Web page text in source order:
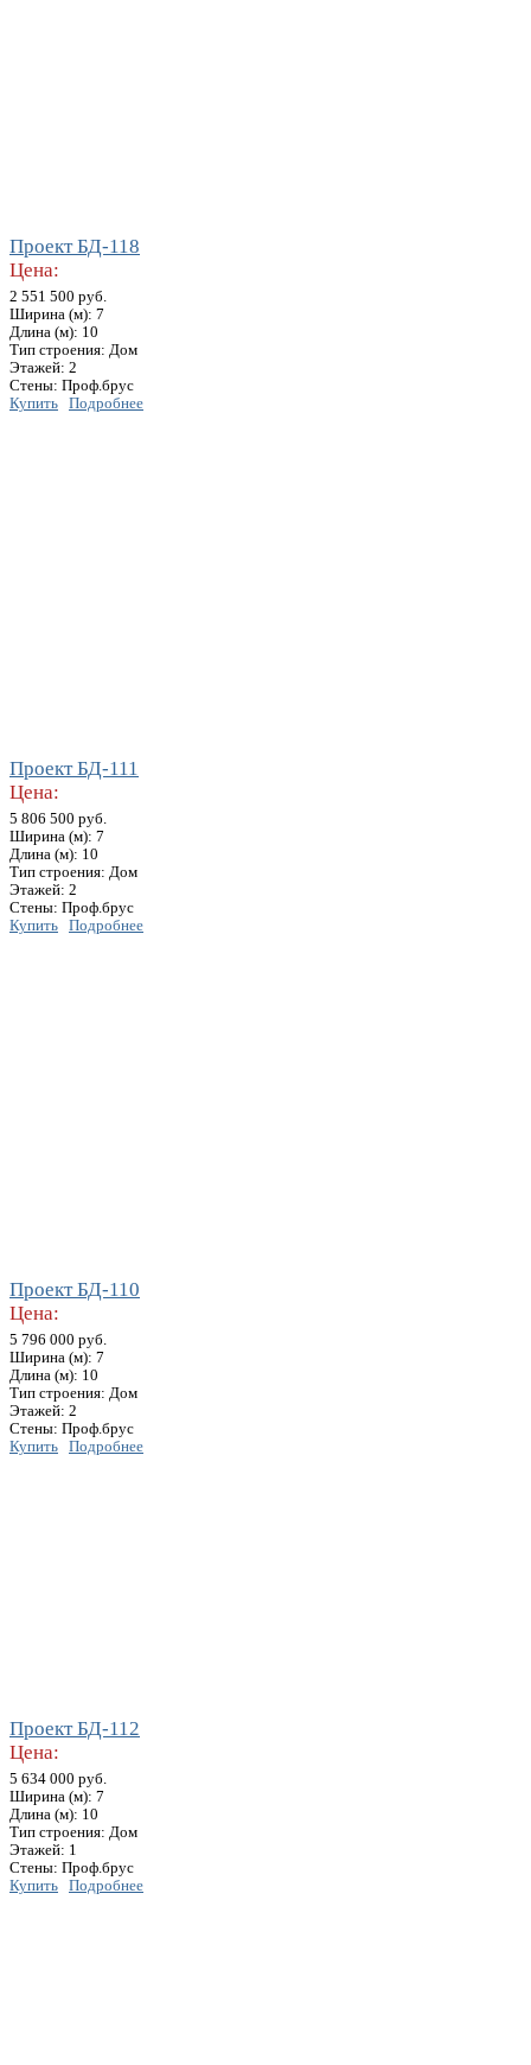
Проект БД-118
Цена:
2 551 500 руб.
Ширина (м): 7
Длина (м): 10
Тип строения: Дом
Этажей: 2
Стены: Проф.брус
Купить
Подробнее
Проект БД-111
Цена:
5 806 500 руб.
Ширина (м): 7
Длина (м): 10
Тип строения: Дом
Этажей: 2
Стены: Проф.брус
Купить
Подробнее
Проект БД-110
Цена:
5 796 000 руб.
Ширина (м): 7
Длина (м): 10
Тип строения: Дом
Этажей: 2
Стены: Проф.брус
Купить
Подробнее
Проект БД-112
Цена:
5 634 000 руб.
Ширина (м): 7
Длина (м): 10
Тип строения: Дом
Этажей: 1
Стены: Проф.брус
Купить
Подробнее